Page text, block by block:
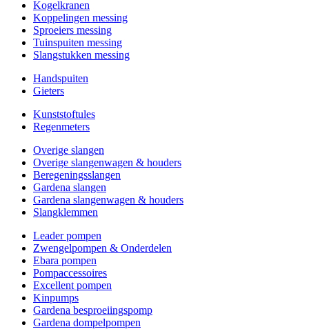
Kogelkranen
Koppelingen messing
Sproeiers messing
Tuinspuiten messing
Slangstukken messing
Handspuiten
Gieters
Kunststoftules
Regenmeters
Overige slangen
Overige slangenwagen & houders
Beregeningsslangen
Gardena slangen
Gardena slangenwagen & houders
Slangklemmen
Leader pompen
Zwengelpompen & Onderdelen
Ebara pompen
Pompaccessoires
Excellent pompen
Kinpumps
Gardena besproeiingspomp
Gardena dompelpompen